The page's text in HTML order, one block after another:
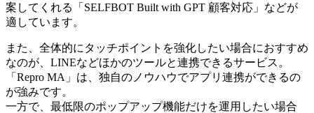
案してくれる「SELFBOT Built with GPT 顧客対応」などが
適しています。
また、全体的にタッチポイントを強化したい場合におすすめ
なのが、LINEなどほかのツールと連携できるサービス。
「Repro MA」は、独自のノウハウでアプリ連携ができるの
が強みです。
一方で、最低限のポップアップ機能だけを運用したい場合